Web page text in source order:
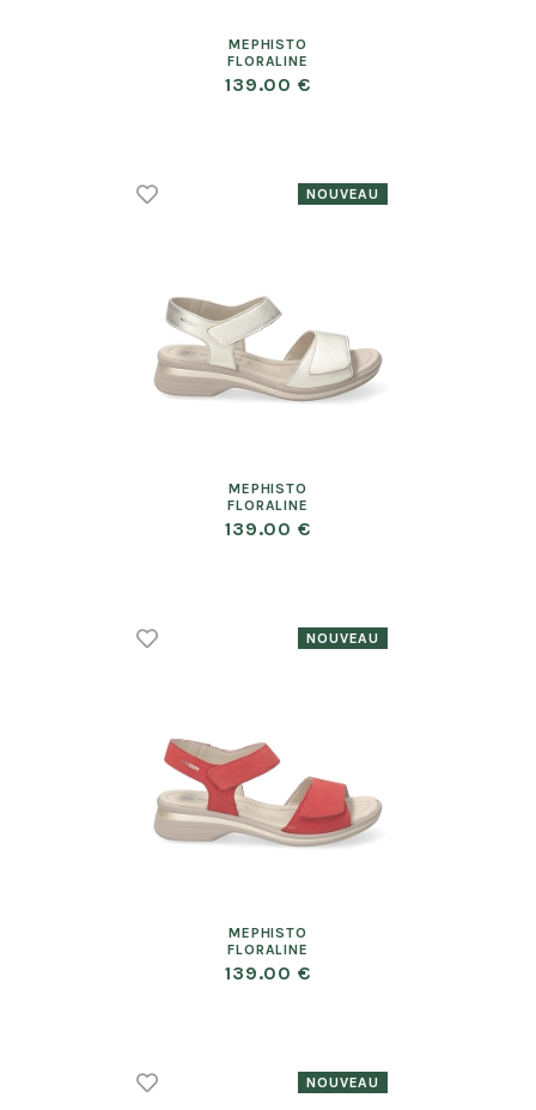
MEPHISTO
FLORALINE
139.00 €
MEPHISTO
FLORALINE
139.00 €
MEPHISTO
FLORALINE
139.00 €